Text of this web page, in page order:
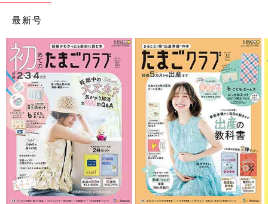
最新号